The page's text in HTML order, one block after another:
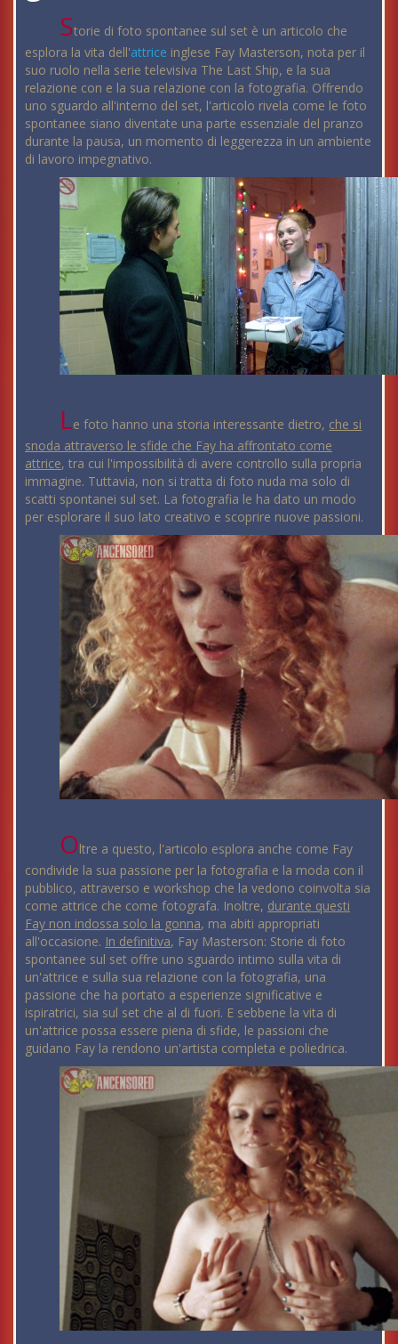
Storie di foto spontanee sul set è un articolo che
esplora la vita dell'attrice inglese Fay Masterson, nota per il
suo ruolo nella serie televisiva The Last Ship, e la sua
relazione con e la sua relazione con la fotografia. Offrendo
uno sguardo all'interno del set, l'articolo rivela come le foto
spontanee siano diventate una parte essenziale del pranzo
durante la pausa, un momento di leggerezza in un ambiente
di lavoro impegnativo.
Le foto hanno una storia interessante dietro, che si
snoda attraverso le sfide che Fay ha affrontato come
attrice, tra cui l'impossibilità di avere controllo sulla propria
immagine. Tuttavia, non si tratta di foto nuda ma solo di
scatti spontanei sul set. La fotografia le ha dato un modo
per esplorare il suo lato creativo e scoprire nuove passioni.
Oltre a questo, l'articolo esplora anche come Fay
condivide la sua passione per la fotografia e la moda con il
pubblico, attraverso e workshop che la vedono coinvolta sia
come attrice che come fotografa. Inoltre, durante questi
Fay non indossa solo la gonna, ma abiti appropriati
all'occasione. In definitiva, Fay Masterson: Storie di foto
spontanee sul set offre uno sguardo intimo sulla vita di
un'attrice e sulla sua relazione con la fotografia, una
passione che ha portato a esperienze significative e
ispiratrici, sia sul set che al di fuori. E sebbene la vita di
un'attrice possa essere piena di sfide, le passioni che
guidano Fay la rendono un'artista completa e poliedrica.